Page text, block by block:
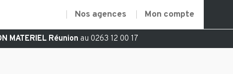
Nos agences Mon compte
MATERIEL Réunion au 0263 12 00 17